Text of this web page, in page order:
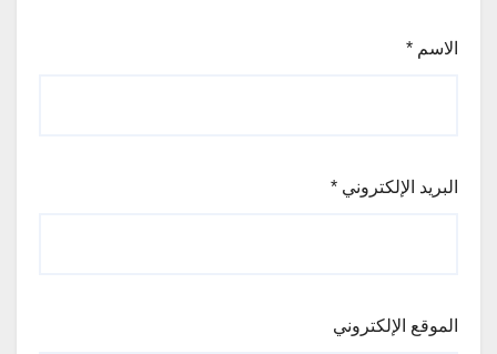
الاسم *
البريد الإلكتروني *
الموقع الإلكتروني